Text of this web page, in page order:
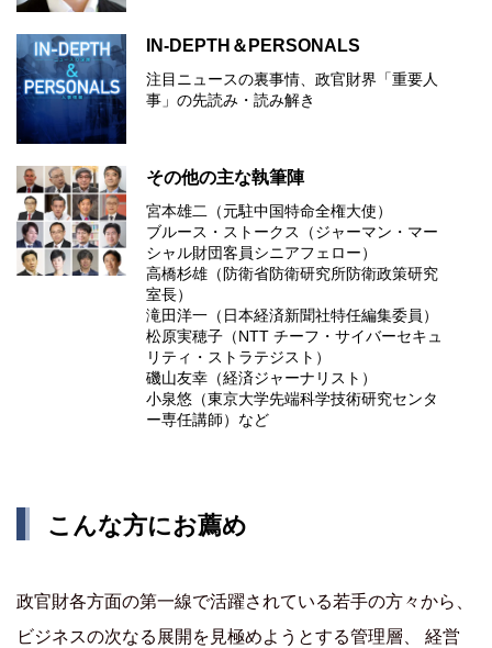
IN-DEPTH＆PERSONALS
注目ニュースの裏事情、政官財界「重要人
事」の先読み・読み解き
その他の主な執筆陣
宮本雄二（元駐中国特命全権大使）
ブルース・ストークス（ジャーマン・マー
シャル財団客員シニアフェロー）
高橋杉雄（防衛省防衛研究所防衛政策研究
室長）
滝田洋一（日本経済新聞社特任編集委員）
松原実穂子（NTT チーフ・サイバーセキュ
リティ・ストラテジスト）
磯山友幸（経済ジャーナリスト）
小泉悠（東京大学先端科学技術研究センタ
ー専任講師）など
こんな方にお薦め
政官財各方面の第一線で活躍されている若手の方々から、
ビジネスの次なる展開を見極めようとする管理層、 経営